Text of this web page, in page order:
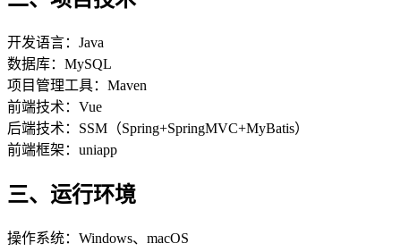
开发语言：Java
数据库：MySQL
项目管理工具：Maven
前端技术：Vue
后端技术：SSM（Spring+SpringMVC+MyBatis）
前端框架：uniapp
三、运行环境
操作系统：Windows、macOS